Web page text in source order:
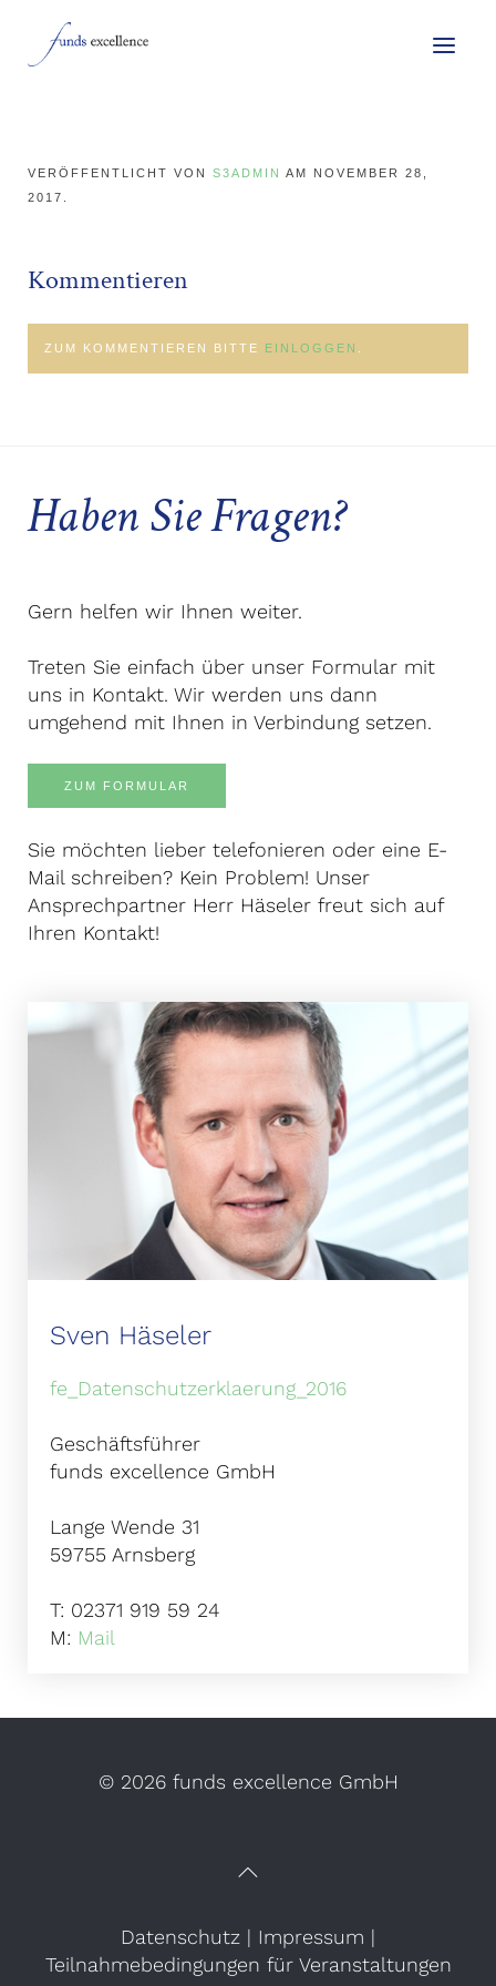
VERÖFFENTLICHT VON S3ADMIN AM NOVEMBER 28,
2017
Kommentieren
ZUM KOMMENTIEREN BITTE EINLOGGEN
Haben Sie Fragen?
Gern helfen wir Ihnen weiter.
Treten Sie einfach über unser Formular mit
uns in Kontakt. Wir werden uns dann
umgehend mit Ihnen in Verbindung setzen.
ZUM FORMULAR
Sie möchten lieber telefonieren oder eine E-
Mail schreiben? Kein Problem! Unser
Ansprechpartner Herr Häseler freut sich auf
Ihren Kontakt!
Sven Häseler
fe_Datenschutzerklaerung_2016
Geschäftsführer
funds excellence GmbH
Lange Wende 31
59755 Arnsberg
T: 02371 919 59 24
M: Mail
© 2026 funds excellence GmbH
Datenschutz | Impressum |
Teilnahmebedingungen für Veranstaltungen